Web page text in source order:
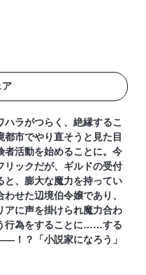
ア
ラがつらく、絶縁するこ
市でやり直そうと見た目
者活動を始めることに。今
リックだが、ギルドの受付
と、膨大な魔力を持ってい
せた辺境伯令嬢であり、
アに声を掛けられ魔力合わ
行為をすることに……する
！？「小説家になろう」